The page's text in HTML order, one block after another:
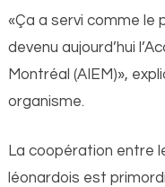
«Ça a servi comme le
devenu aujourd’hui
Montréal (AIEM)»,
organisme.
La coopération entre
léonardois est